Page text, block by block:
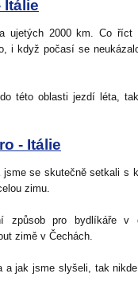
Itálie
ujetých 2000 km. Co říct
i když počasí se
této oblasti jezdí léta,
- Itálie
jsme se skutečně setkali s
zimu.
způsob pro bydlíkáře v
zimě v Čechách.
a jak jsme slyšeli, tak